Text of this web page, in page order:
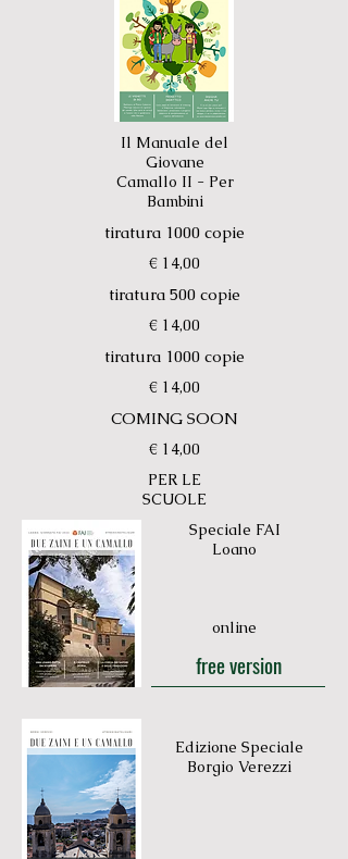
Il Manuale del
Giovane
Camallo II - Per
Bambini
tiratura 1000 copie
€ 14,00
tiratura 500 copie
€ 14,00
tiratura 1000 copie
€ 14,00
COMING SOON
€ 14,00
PER LE
SCUOLE
Speciale FAI
Loano
online
free version
Edizione Speciale
Borgio Verezzi